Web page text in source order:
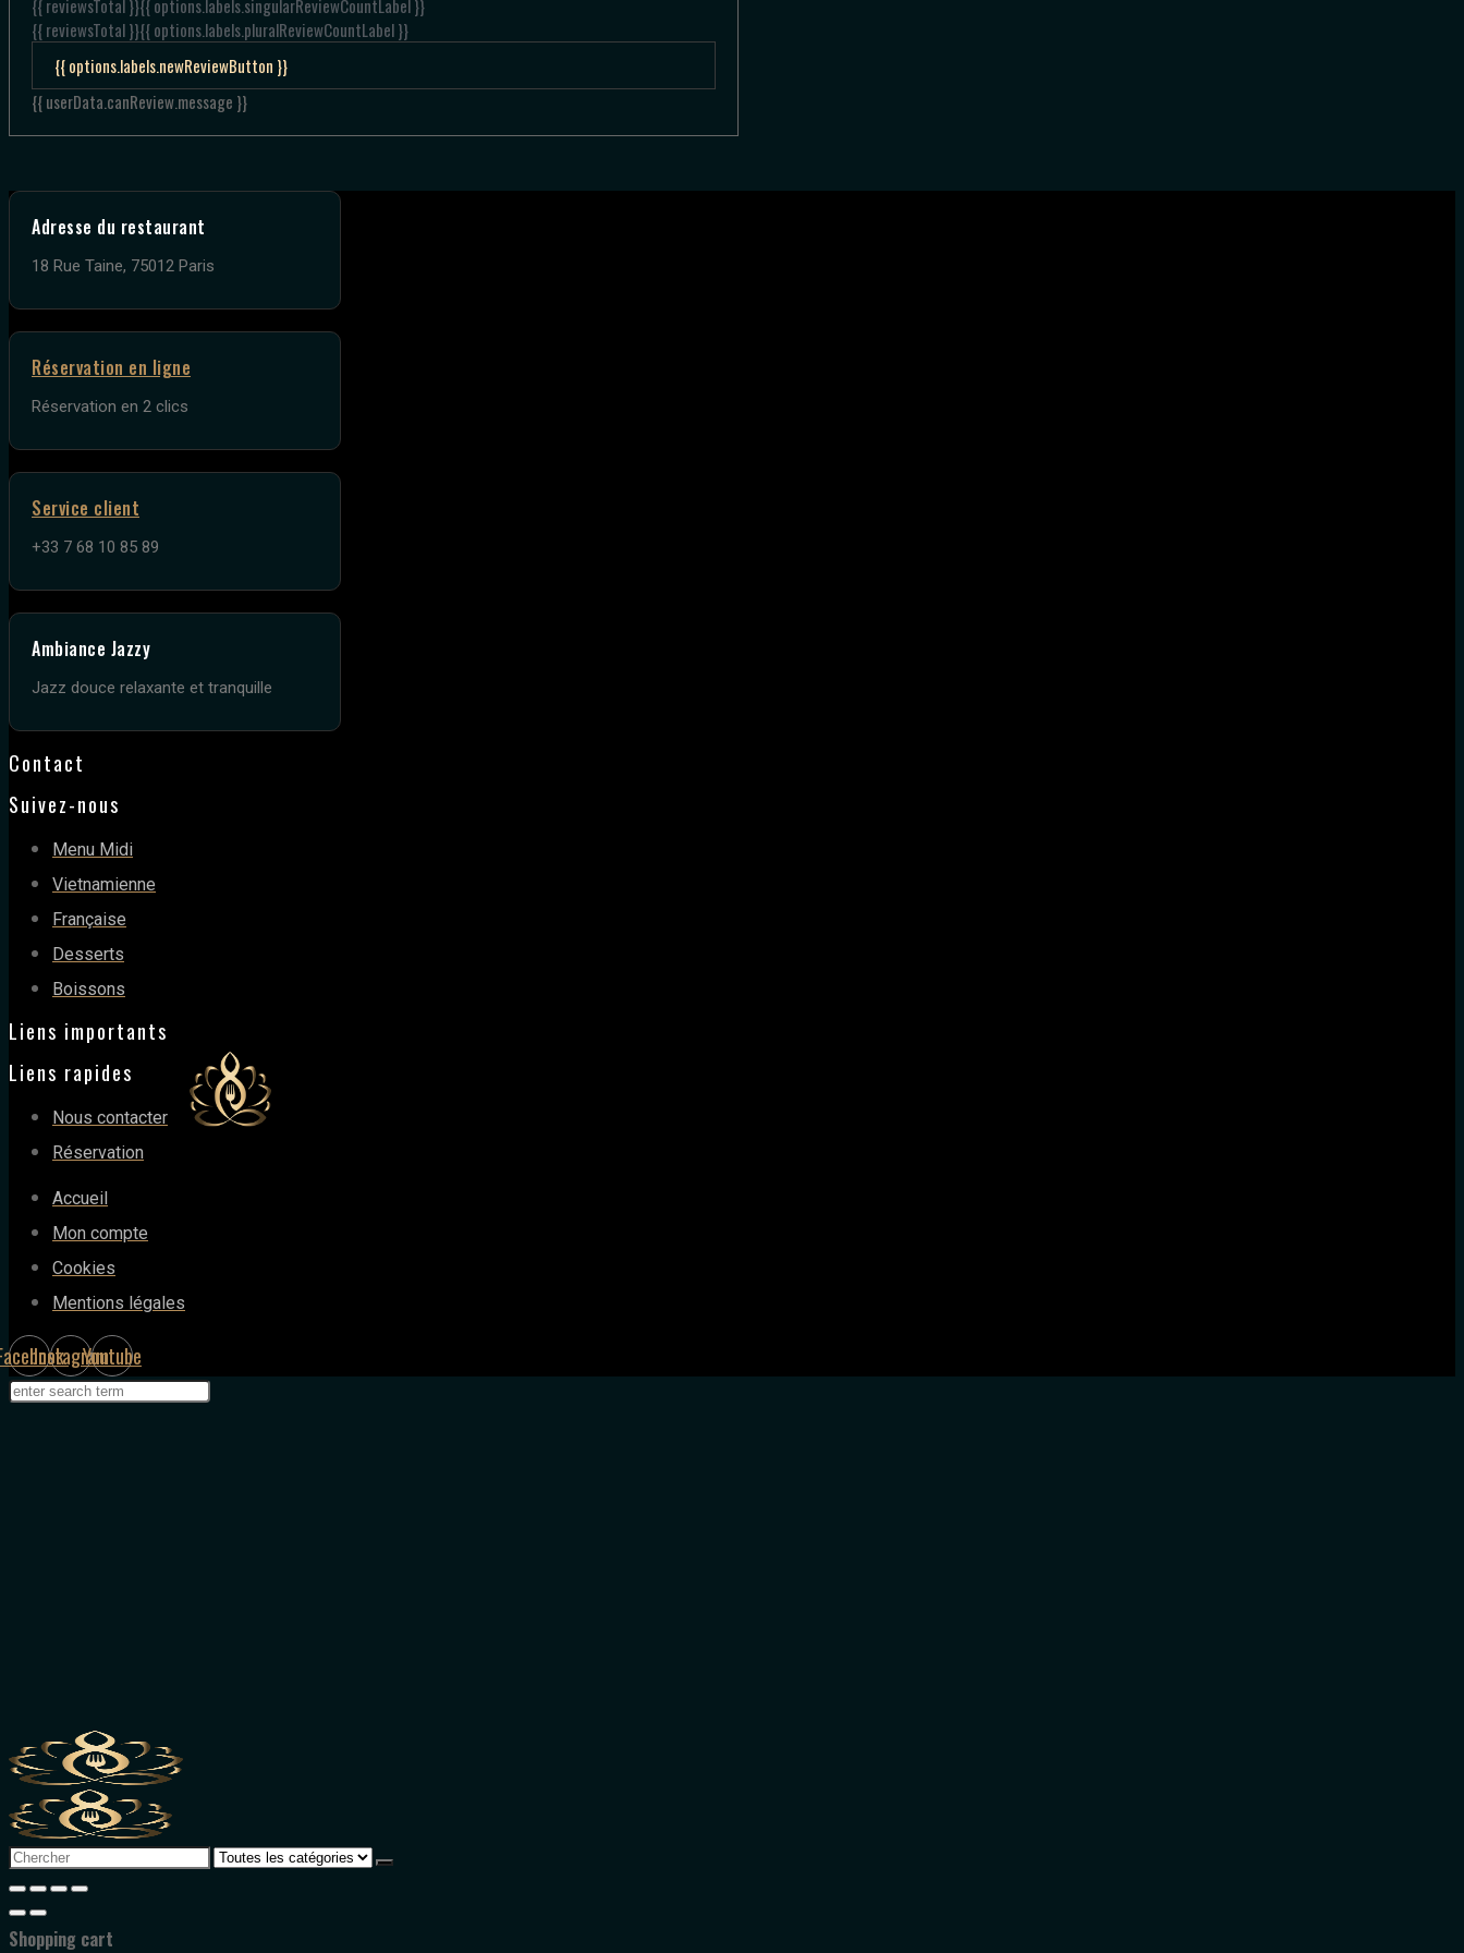
{{ reviewsTotal }}{{ options.labels.singularReviewCountLabel }}
{{ reviewsTotal }}{{ options.labels.pluralReviewCountLabel }}
{{ options.labels.newReviewButton }}
{{ userData.canReview.message }}
Adresse du restaurant
18 Rue Taine, 75012 Paris
Réservation en ligne
Réservation en 2 clics
Service client
+33 7 68 10 85 89
Ambiance Jazzy
Jazz douce relaxante et tranquille
Contact
Suivez-nous
Menu Midi
Vietnamienne
Française
Desserts
Boissons
Liens importants
Liens rapides
Nous contacter
Réservation
Accueil
Mon compte
Cookies
Mentions légales
InstagramYoutube
Search
Shopping cart